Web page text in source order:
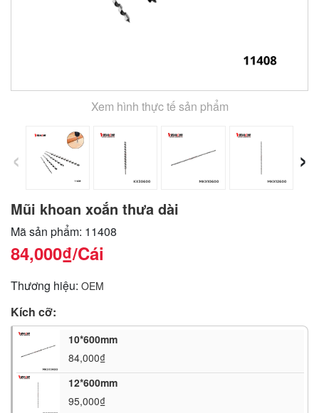
Xem hình thực tế sản phẩm
‹ ›
Mũi khoan xoắn thưa dài
Mã sản phẩm: 11408
84,000₫/Cái
Thương hiệu: OEM
Kích cỡ:
10*600mm
84,000₫
12*600mm
95,000₫